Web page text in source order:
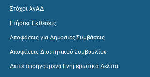
Στόχοι ΑνΑΔ
Ετήσιες Εκθέσεις
Αποφάσεις για Δημόσιες Συμβάσεις
Αποφάσεις Διοικητικού Συμβουλίου
Δείτε προηγούμενα Ενημερωτικά Δελτία